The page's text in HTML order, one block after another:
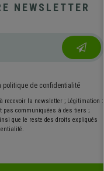
NEWSLETTER
politique de confidentialité
recevoir la newsletter ; Légitimation :
pas communiquées à des tiers ;
que le reste des droits expliqués